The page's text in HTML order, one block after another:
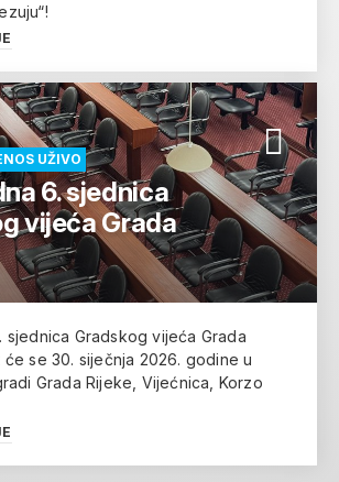
UŽIVO
6. sjednica
vijeća Grada
sjednica Gradskog vijeća Grada
se 30. siječnja 2026. godine u
Grada Rijeke, Vijećnica, Korzo